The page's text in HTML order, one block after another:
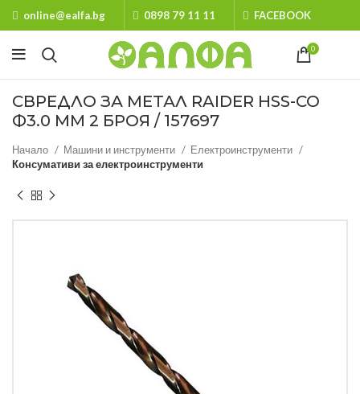
online@ealfa.bg 0898 79 11 11 FACEBOOK
0
СВРЕДЛО ЗА МЕТАЛ RAIDER HSS-CO
Ф3.0 MM 2 БРОЯ / 157697
Начало Машини и инструменти
Електроинструменти
Консумативи за електроинструменти